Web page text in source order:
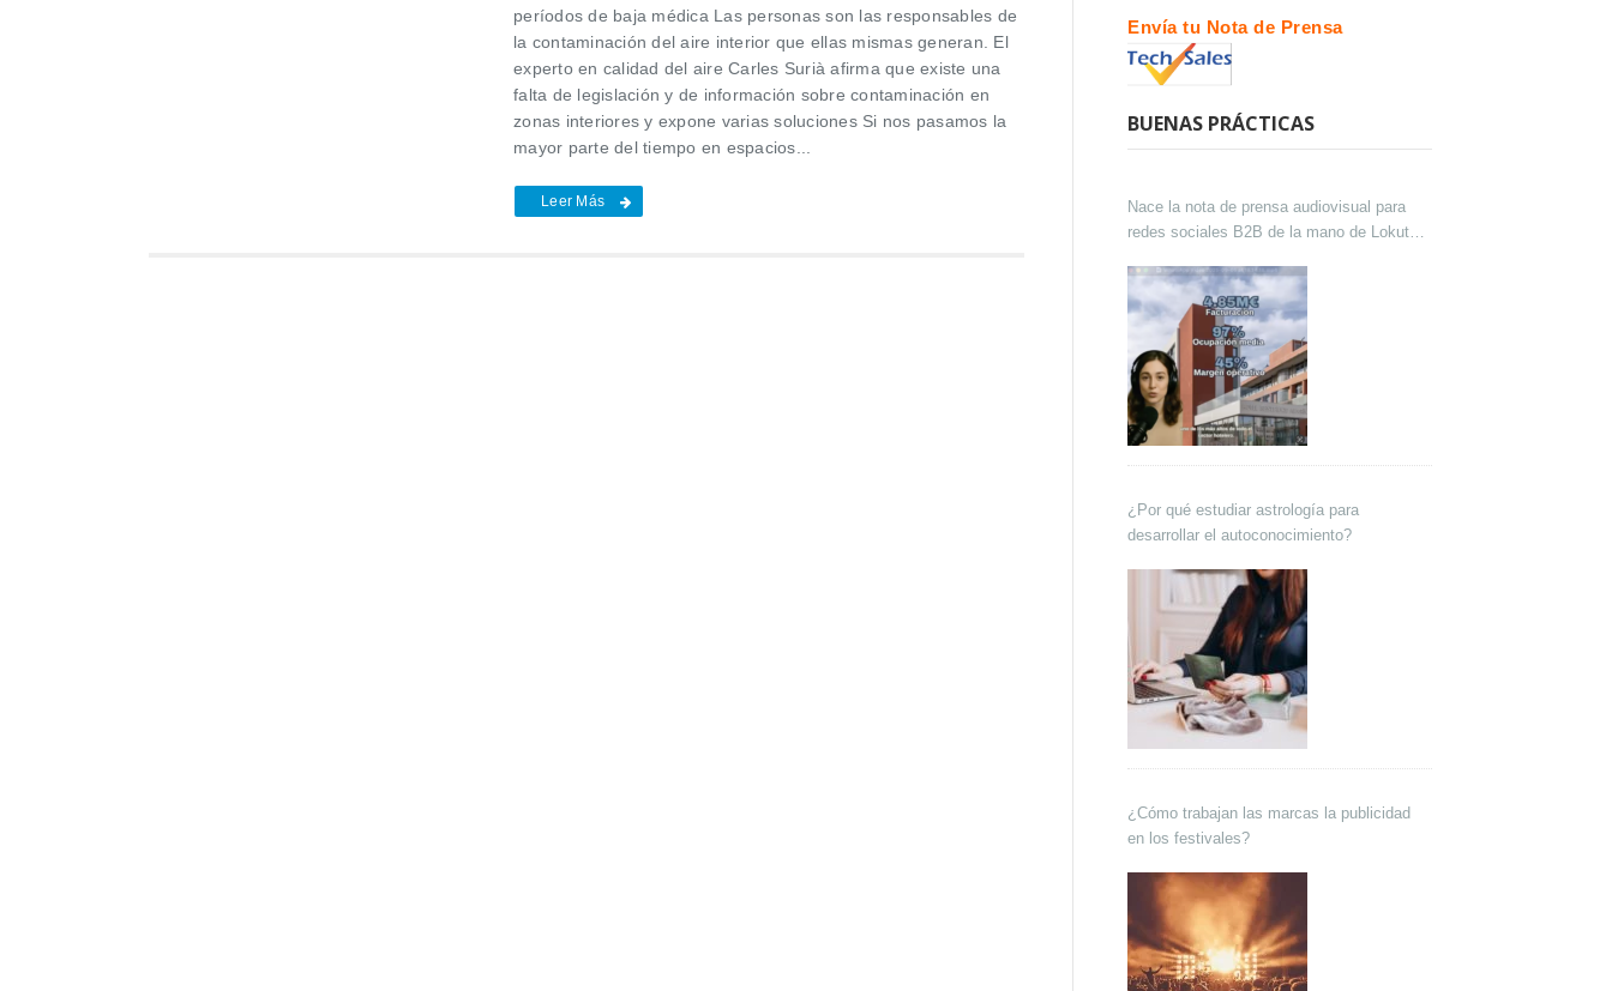
períodos de baja médica Las personas son las responsables de
la contaminación del aire interior que ellas mismas generan. El
experto en calidad del aire Carles Surià afirma que existe una
falta de legislación y de información sobre contaminación en
zonas interiores y expone varias soluciones Si nos pasamos la
mayor parte del tiempo en espacios...
Leer Más
Envía tu Nota de Prensa
BUENAS PRÁCTICAS
Nace la nota de prensa audiovisual para
redes sociales B2B de la mano de Lokutor
¿Por qué estudiar astrología para
desarrollar el autoconocimiento?
¿Cómo trabajan las marcas la publicidad
en los festivales?